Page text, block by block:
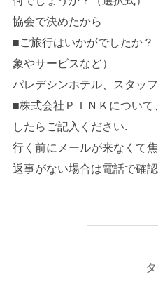
協会で決めたから
■ご旅行はいかがでしたか
象やサービスなど）
パレデシンホテル、スタッ
■株式会社ＰＩＮＫについて
したらご記入ください.
行く前にメールが来なくて焦
返事がない場合は電話で確認